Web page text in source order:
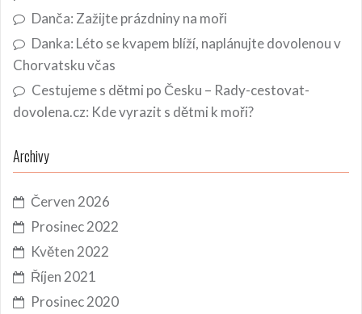
Danča: Zažijte prázdniny na moři
Danka: Léto se kvapem blíží, naplánujte dovolenou v
Chorvatsku včas
Cestujeme s dětmi po Česku – Rady-cestovat-
dovolena.cz: Kde vyrazit s dětmi k moři?
Archivy
Červen 2026
Prosinec 2022
Květen 2022
Říjen 2021
Prosinec 2020